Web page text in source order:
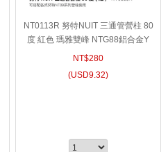
NT0113R 努特NUIT 三通管營柱 80
度 紅色 瑪雅雙峰 NTG88鋁合金Y
叉三通管營柱 雙峰帳篷支撐桿 僅適
NT$280
(USD9.32)